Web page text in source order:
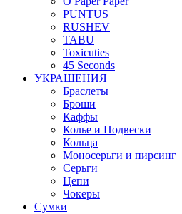
PUNTUS
RUSHEV
TABU
Toxicuties
45 Seconds
УКРАШЕНИЯ
Браслеты
Броши
Каффы
Колье и Подвески
Кольца
Моносерьги и пирсинг
Серьги
Цепи
Чокеры
Сумки